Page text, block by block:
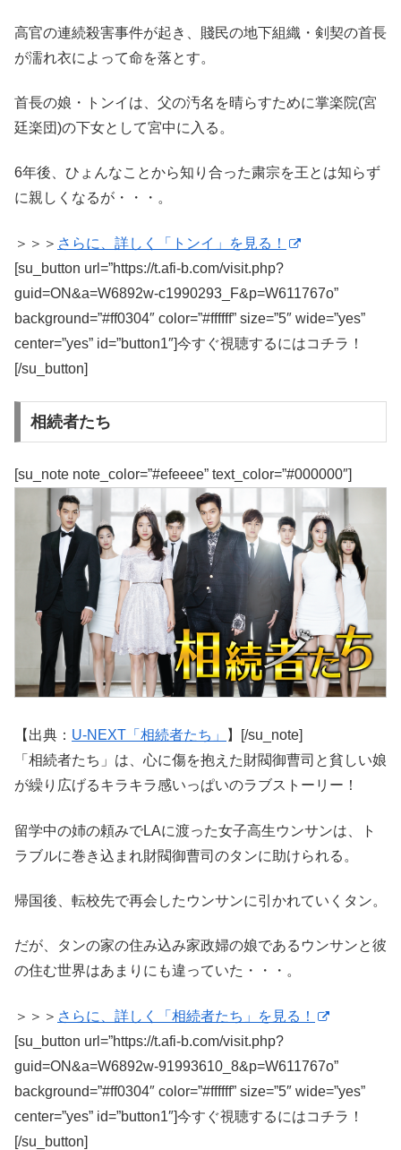
高官の連続殺害事件が起き、賤民の地下組織・剣契の首長
が濡れ衣によって命を落とす。
首長の娘・トンイは、父の汚名を晴らすために掌楽院(宮
廷楽団)の下女として宮中に入る。
6年後、ひょんなことから知り合った粛宗を王とは知らず
に親しくなるが・・・。
＞＞＞ さらに、詳しく「トンイ」を見る！
[su_button url=”https://t.afi-b.com/visit.php?
guid=ON&a=W6892w-c1990293_F&p=W611767o”
background=”#ff0304″ color=”#ffffff” size=”5″ wide=”yes”
center=”yes” id=”button1″]今すぐ視聴するにはコチラ！
[/su_button]
相続者たち
[su_note note_color=”#efeeee” text_color=”#000000″]
【出典： U-NEXT「相続者たち」
】[/su_note]
「相続者たち」は、心に傷を抱えた財閥御曹司と貧しい娘
が繰り広げるキラキラ感いっぱいのラブストーリー！
留学中の姉の頼みでLAに渡った女子高生ウンサンは、ト
ラブルに巻き込まれ財閥御曹司のタンに助けられる。
帰国後、転校先で再会したウンサンに引かれていくタン。
だが、タンの家の住み込み家政婦の娘であるウンサンと彼
の住む世界はあまりにも違っていた・・・。
＞＞＞ さらに、詳しく「相続者たち」を見る！
[su_button url=”https://t.afi-b.com/visit.php?
guid=ON&a=W6892w-91993610_8&p=W611767o”
background=”#ff0304″ color=”#ffffff” size=”5″ wide=”yes”
center=”yes” id=”button1″]今すぐ視聴するにはコチラ！
[/su_button]